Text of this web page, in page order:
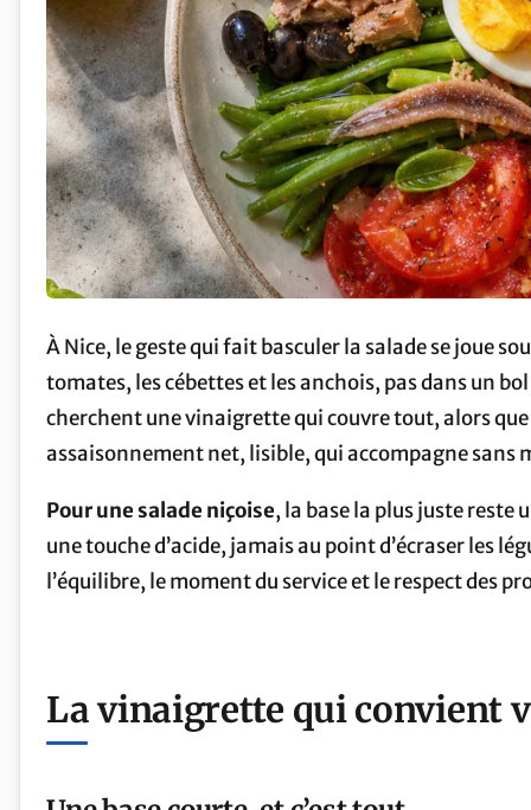
À Nice, le geste qui fait basculer la salade se joue
tomates, les cébettes et les anchois, pas dans un
cherchent une vinaigrette qui couvre tout, alors
assaisonnement net, lisible, qui accompagne sans
Pour une salade niçoise, la base la plus juste reste
une touche d’acide, jamais au point d’écraser les
l’équilibre, le moment du service et le respect des
La vinaigrette qui convient